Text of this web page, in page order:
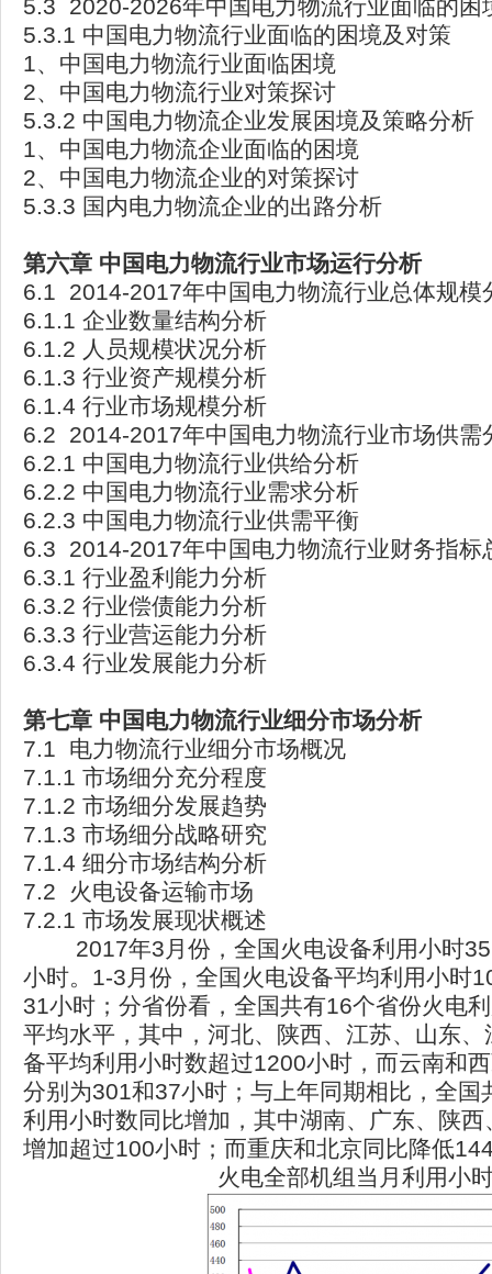
5.3 2020-2026年中国电力物流行业面临的困
5.3.1 中国电力物流行业面临的困境及对策
1、中国电力物流行业面临困境
2、中国电力物流行业对策探讨
5.3.2 中国电力物流企业发展困境及策略分析
1、中国电力物流企业面临的困境
2、中国电力物流企业的对策探讨
5.3.3 国内电力物流企业的出路分析
第六章 中国电力物流行业市场运行分析
6.1 2014-2017年中国电力物流行业总体规模
6.1.1 企业数量结构分析
6.1.2 人员规模状况分析
6.1.3 行业资产规模分析
6.1.4 行业市场规模分析
6.2 2014-2017年中国电力物流行业市场供需
6.2.1 中国电力物流行业供给分析
6.2.2 中国电力物流行业需求分析
6.2.3 中国电力物流行业供需平衡
6.3 2014-2017年中国电力物流行业财务指标
6.3.1 行业盈利能力分析
6.3.2 行业偿债能力分析
6.3.3 行业营运能力分析
6.3.4 行业发展能力分析
第七章 中国电力物流行业细分市场分析
7.1 电力物流行业细分市场概况
7.1.1 市场细分充分程度
7.1.2 市场细分发展趋势
7.1.3 市场细分战略研究
7.1.4 细分市场结构分析
7.2 火电设备运输市场
7.2.1 市场发展现状概述
2017年3月份，全国火电设备利用小时
小时。1-3月份，全国火电设备平均利用小时
31小时；分省份看，全国共有16个省份火电
平均水平，其中，河北、陕西、江苏、山东
备平均利用小时数超过1200小时，而云南和
分别为301和37小时；与上年同期相比，全国
利用小时数同比增加，其中湖南、广东、陕
增加超过100小时；而重庆和北京同比降低
火电全部机组当月利用小